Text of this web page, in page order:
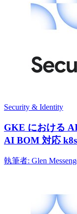
Security & Identity
GKE における
AI BOM 対応
執筆者: Glen